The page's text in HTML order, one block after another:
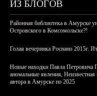
ИЗ БЛОГОВ
Районная библиотека в Амурске
Островского в Комсомольске?!
Голая вечеринка Роснано 2015г.
Новые находки Павла Петровича
аномальные явления,
автора в Амурске по 2025